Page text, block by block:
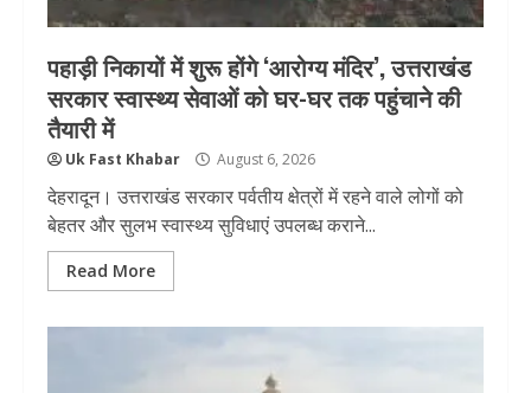
पहाड़ी निकायों में शुरू होंगे ‘आरोग्य मंदिर’, उत्तराखंड
सरकार स्वास्थ्य सेवाओं को घर-घर तक पहुंचाने की
तैयारी में
Uk Fast Khabar August 6, 2026
देहरादून। उत्तराखंड सरकार पर्वतीय क्षेत्रों में रहने वाले लोगों को
बेहतर और सुलभ स्वास्थ्य सुविधाएं उपलब्ध कराने...
Read More